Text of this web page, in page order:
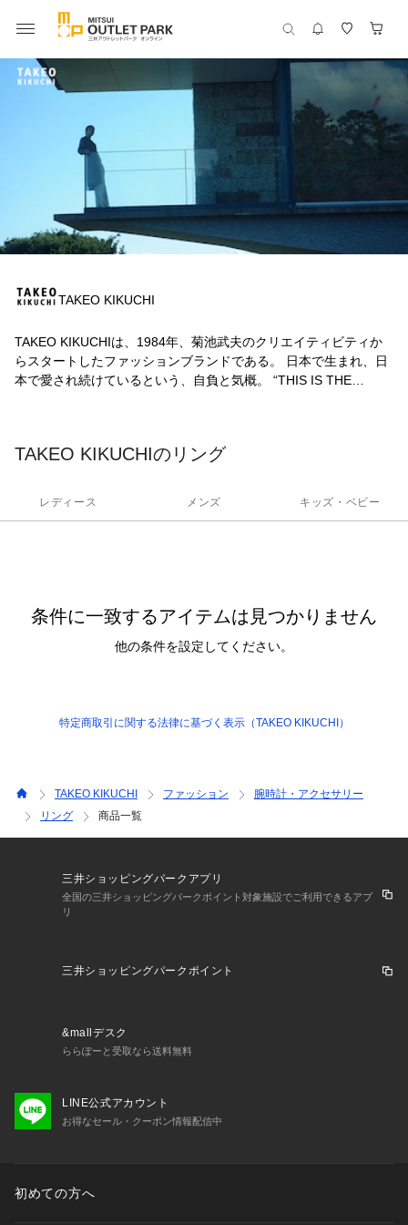
TAKEO KIKUCHI
TAKEO KIKUCHIは、1984年、菊池武夫のクリエイティビティか
らスタートしたファッションブランドである。 日本で生まれ、日
本で愛され続けているという、自負と気概。 “THIS IS THE
TAKEO KIKUCHIのリング
レディース メンズ キッズ・ベビー
条件に一致するアイテムは見つかりません
他の条件を設定してください。
特定商取引に関する法律に基づく表示（TAKEO KIKUCHI）
TAKEO KIKUCHI ファッション
腕時計・アクセサリー
リング
商品一覧
三井ショッピングパークアプリ
全国の三井ショッピングパークポイント対象施設でご利用できるアプ
リ
三井ショッピングパークポイント
&mallデスク
ららぽーと受取なら送料無料
LINE公式アカウント
お得なセール・クーポン情報配信中
初めての方へ